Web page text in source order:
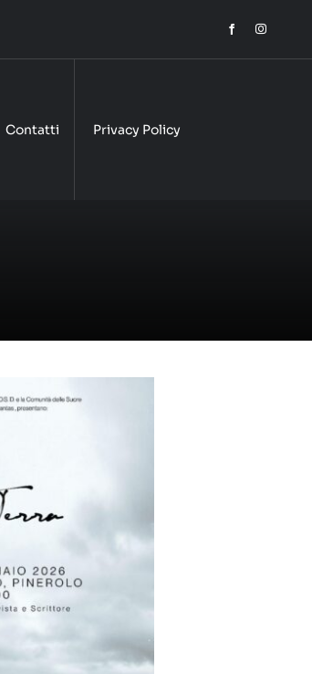
Contatti Privacy Policy